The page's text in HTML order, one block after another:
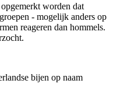
worden dat
- mogelijk anders op
reageren dan hommels.
bijen op naam